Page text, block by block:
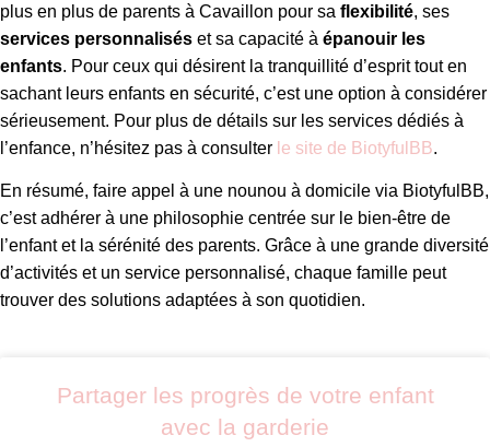
plus en plus de parents à Cavaillon pour sa flexibilité, ses
services personnalisés et sa capacité à épanouir les
enfants. Pour ceux qui désirent la tranquillité d’esprit tout en
sachant leurs enfants en sécurité, c’est une option à considérer
sérieusement. Pour plus de détails sur les services dédiés à
l’enfance, n’hésitez pas à consulter le site de BiotyfulBB.
En résumé, faire appel à une nounou à domicile via BiotyfulBB,
c’est adhérer à une philosophie centrée sur le bien-être de
l’enfant et la sérénité des parents. Grâce à une grande diversité
d’activités et un service personnalisé, chaque famille peut
trouver des solutions adaptées à son quotidien.
Partager les progrès de votre enfant
avec la garderie